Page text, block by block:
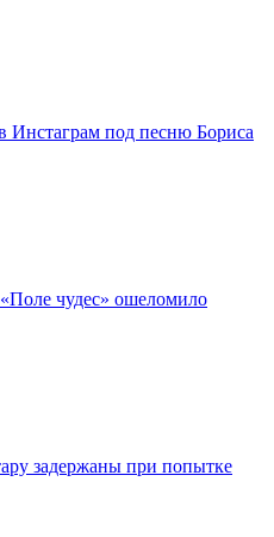
Инстаграм под песню Бориса
чудес» ошеломило
задержаны при попытке